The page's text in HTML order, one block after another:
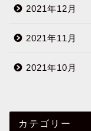
2021年12月
2021年11月
2021年10月
カテゴリー